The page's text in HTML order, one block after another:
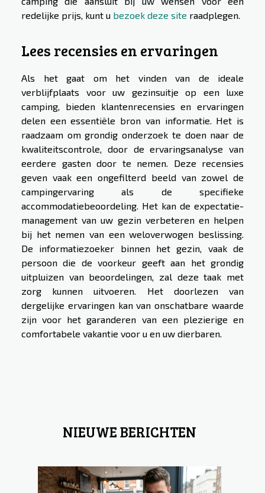
redelijke prijs, kunt u bezoek deze site raadplegen.
Lees recensies en ervaringen
Als het gaat om het vinden van de ideale
verblijfplaats voor uw gezinsuitje op een luxe
camping, bieden klantenrecensies en ervaringen
delen een essentiële bron van informatie. Het is
raadzaam om grondig onderzoek te doen naar de
kwaliteitscontrole, door de ervaringsanalyse van
eerdere gasten door te nemen. Deze recensies
geven vaak een ongefilterd beeld van zowel de
campingervaring als de specifieke
accommodatiebeoordeling. Het kan de expectatie-
management van uw gezin verbeteren en helpen
bij het nemen van een weloverwogen beslissing.
De informatiezoeker binnen het gezin, vaak de
persoon die de voorkeur geeft aan het grondig
uitpluizen van beoordelingen, zal deze taak met
zorg kunnen uitvoeren. Het doorlezen van
dergelijke ervaringen kan van onschatbare waarde
zijn voor het garanderen van een plezierige en
comfortabele vakantie voor u en uw dierbaren.
NIEUWE BERICHTEN